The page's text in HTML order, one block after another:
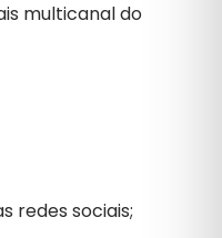
multicanal do
redes sociais;